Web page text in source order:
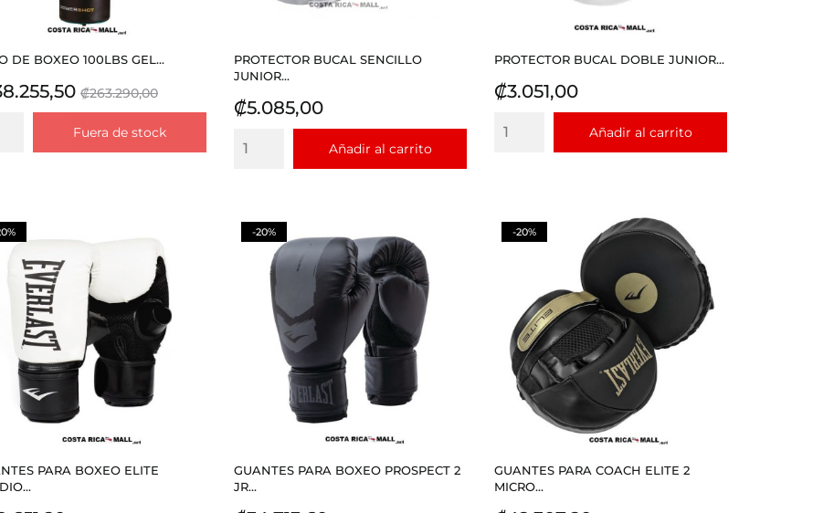
DE BOXEO 100LBS GEL...
Precio
base
₡263.290,00
Fuera de stock
PROTECTOR BUCAL SENCILLO
JUNIOR...
Precio
₡5.085,00
Añadir al carrito
PROTECTOR BUCAL DOBLE JUNIOR...
Precio
₡3.051,00
Añadir al carrito
PARA BOXEO ELITE
GUANTES PARA BOXEO PROSPECT 2
JR...
-20%
GUANTES PARA COACH ELITE 2
MICRO...
-20%